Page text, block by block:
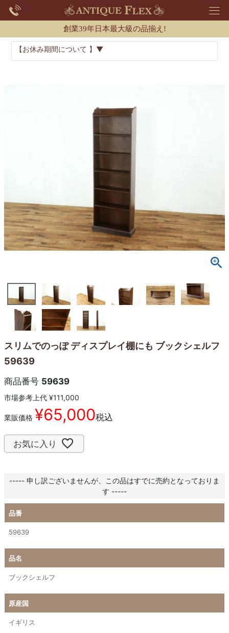
創業39年日本最大級の品揃え!
【お休み期間について 】▼
スリムでのっぽ ディスプレイ棚にも ブックシェルフ
59639
商品番号 59639
市場参考上代 ¥111,000
業販価格 ¥65,000税込
お気に入り
----- 申し訳ございませんが、この品はすでに売約となっておりま
す -----
品番
59639
品名
ブックシェルフ
原産国
イギリス